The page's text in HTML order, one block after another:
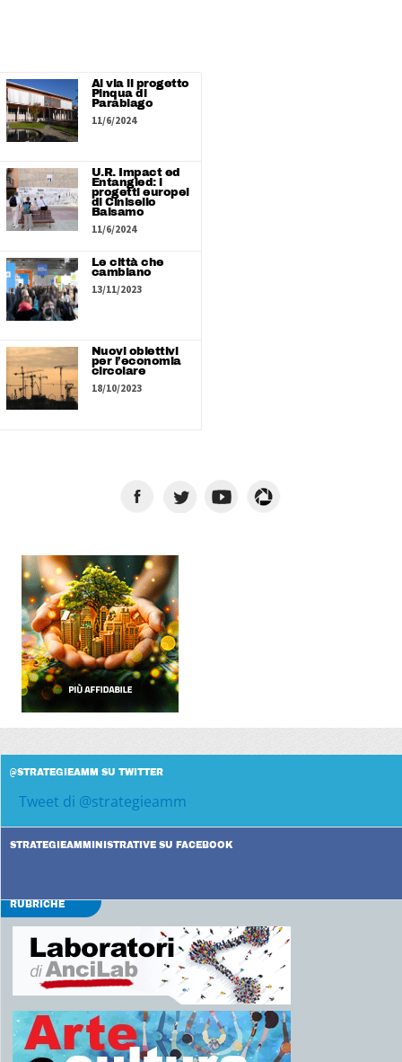
Al via il progetto
Pinqua di
Parabiago
11/6/2024
U.R. Impact ed
Entangled: i
progetti europei
di Cinisello
Balsamo
11/6/2024
Le città che
cambiano
13/11/2023
Nuovi obiettivi
per l’economia
circolare
18/10/2023
@STRATEGIEAMM SU TWITTER
Tweet di @strategieamm
STRATEGIEAMMINISTRATIVE SU FACEBOOK
RUBRICHE